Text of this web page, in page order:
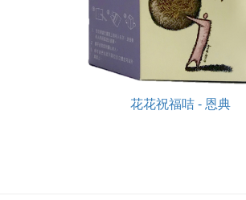
花花祝福咭 - 恩典